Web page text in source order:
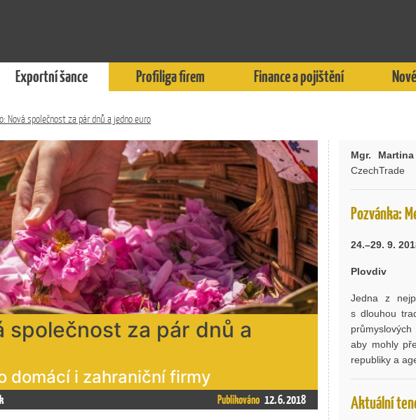
Exportní šance Profiliga firem Finance a pojištění
Nová společnost za pár dnů a jedno euro
společnost za pár dnů a
domácí i zahraniční firmy
Publikováno 12. 6. 2018
Mgr.
CzechTrade
Pozvánka:
24.–29. 9.
Plovdiv
Jedna z
s dlouhou
aby mohly
republiky a
Aktuální